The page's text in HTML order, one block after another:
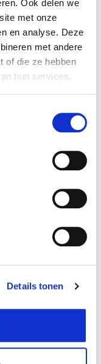
Ook delen we
met onze
en analyse. Deze
met andere
of die ze hebben
hun services.
Details tonen
haardhout in
8kg